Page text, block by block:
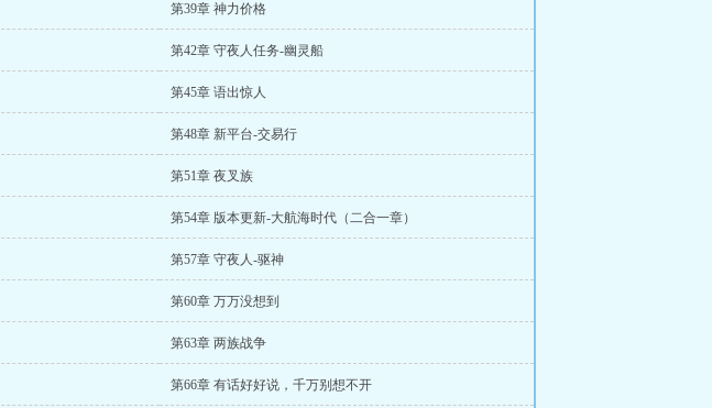
第39章 神力价格
第42章 守夜人任务-幽灵船
第45章 语出惊人
第48章 新平台-交易行
第51章 夜叉族
第54章 版本更新-大航海时代（二合一章）
第57章 守夜人-驱神
第60章 万万没想到
第63章 两族战争
第66章 有话好好说，千万别想不开